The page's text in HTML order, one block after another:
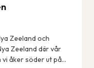
Zeeland och
Zeeland där vår
åker söder ut på